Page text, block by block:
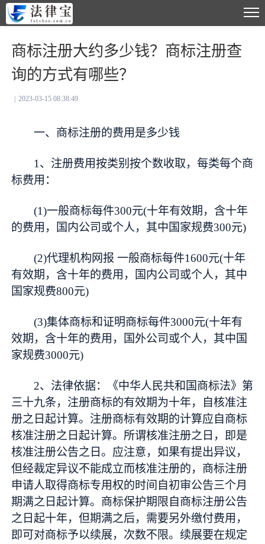
商标注册大约多少钱？商标注册查
询的方式有哪些？
2023-03-15 08:38:49
一、商标注册的费用是多少钱
1、注册费用按类别按个数收取，每类每个商
标费用：
(1)一般商标每件300元(十年有效期，含十年
的费用，国内公司或个人，其中国家规费300元)
(2)代理机构网报 一般商标每件1600元(十年
有效期，含十年的费用，国内公司或个人，其中
国家规费800元)
(3)集体商标和证明商标每件3000元(十年有
效期，含十年的费用，国外公司或个人，其中国
家规费3000元)
2、法律依据：《中华人民共和国商标法》第
三十九条，注册商标的有效期为十年，自核准注
册之日起计算。注册商标有效期的计算应自商标
核准注册之日起计算。所谓核准注册之日，即是
核准注册公告之日。应注意，如果有提出异议，
但经裁定异议不能成立而核准注册的，商标注册
申请人取得商标专用权的时间自初审公告三个月
期满之日起计算。商标保护期限自商标注册公告
之日起十年，但期满之后，需要另外缴付费用，
即可对商标予以续展，次数不限。续展要在规定